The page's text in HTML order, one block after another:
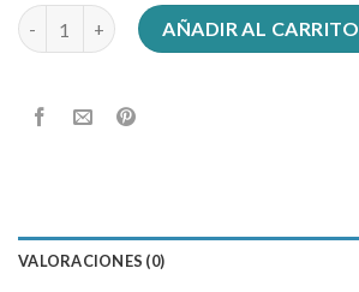
indiana jones sombrero cantidad
AÑADIR AL CARRITO
VALORACIONES (0)